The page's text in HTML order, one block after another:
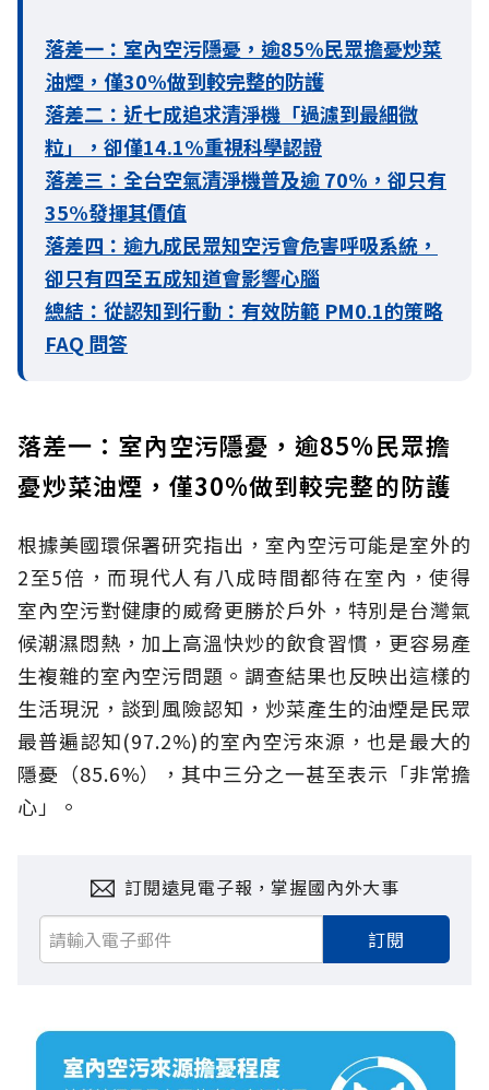
落差一：室內空污隱憂，逾85%民眾擔憂炒菜
油煙，僅30%做到較完整的防護
落差二：近七成追求清淨機「過濾到最細微
粒」，卻僅14.1%重視科學認證
落差三：全台空氣清淨機普及逾 70%，卻只有
35%發揮其價值
落差四：逾九成民眾知空污會危害呼吸系統，
卻只有四至五成知道會影響心腦
總結：從認知到行動：有效防範 PM0.1的策略
FAQ 問答
落差一：室內空污隱憂，逾85%民眾擔
憂炒菜油煙，僅30%做到較完整的防護
根據美國環保署研究指出，室內空污可能是室外的
2至5倍，而現代人有八成時間都待在室內，使得
室內空污對健康的威脅更勝於戶外，特別是台灣氣
候潮濕悶熱，加上高溫快炒的飲食習慣，更容易產
生複雜的室內空污問題。調查結果也反映出這樣的
生活現況，談到風險認知，炒菜產生的油煙是民眾
最普遍認知(97.2%)的室內空污來源，也是最大的
隱憂（85.6%），其中三分之一甚至表示「非常擔
心」。
訂閱遠見電子報，掌握國內外大事
訂閱